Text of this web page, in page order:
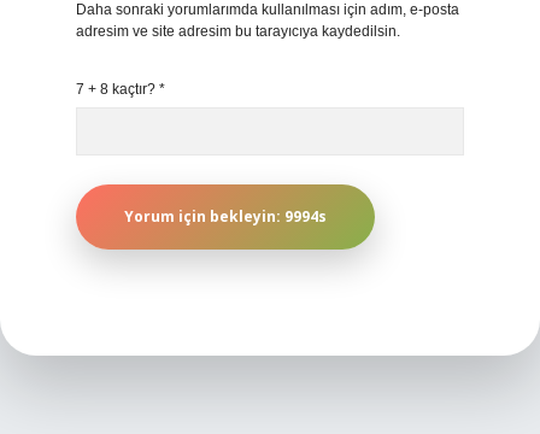
Daha sonraki yorumlarımda kullanılması için adım, e-posta
adresim ve site adresim bu tarayıcıya kaydedilsin.
7 + 8 kaçtır? *